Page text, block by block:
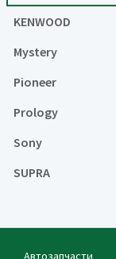
KENWOOD
Mystery
Pioneer
Prology
Sony
SUPRA
Автозапчасти